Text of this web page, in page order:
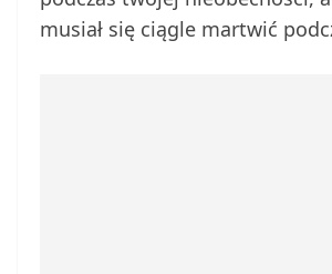
musiał się ciągle martwić